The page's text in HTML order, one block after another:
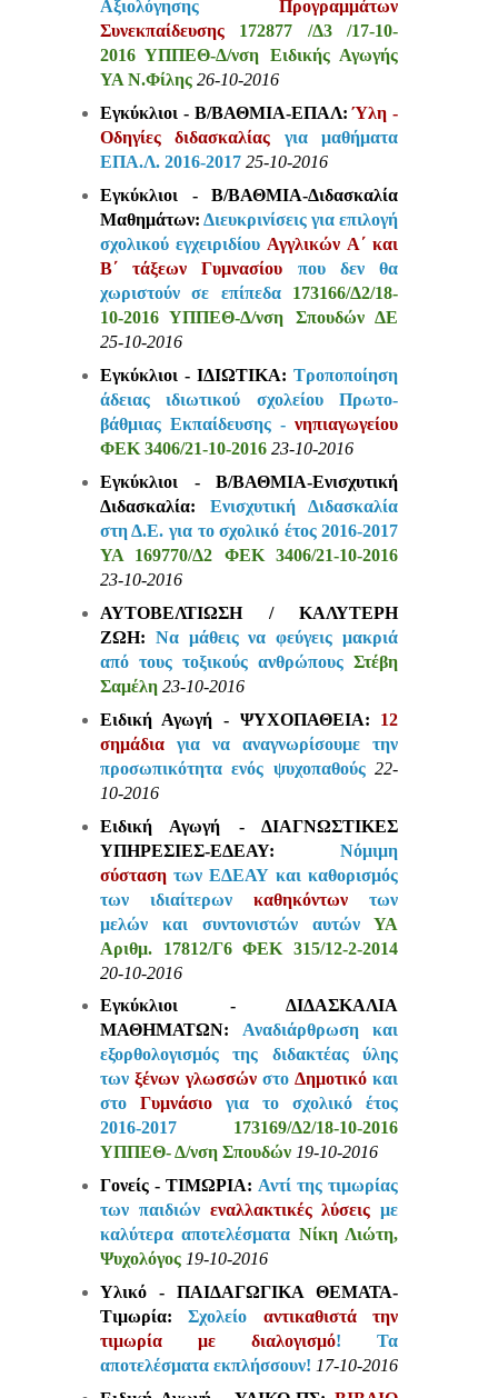
ΑξιολόγησηςΠρογραμμάτων
Συνεκπαίδευσης
172877 /Δ3 /17-10-
2016 ΥΠΠΕΘ-Δ/νση Ειδικής Αγωγής
ΥΑ Ν.Φίλης 26-10-2016
Εγκύκλιοι - Β/ΒΑΘΜΙΑ-ΕΠΑΛ: Ύλη -
Οδηγίες διδασκαλίας για μαθήματα
ΕΠΑ.Λ. 2016-2017 25-10-2016
Εγκύκλιοι - Β/ΒΑΘΜΙΑ-Διδασκαλία
Μαθημάτων: Διευκρινίσεις για επιλογή
σχολικού εγχειριδίου Αγγλικών Α΄ και
Β΄ τάξεων Γυμνασίου που δεν θα
χωριστούν σε επίπεδα 173166/Δ2/18-
10-2016 ΥΠΠΕΘ-Δ/νση Σπουδών ΔΕ
25-10-2016
Εγκύκλιοι - ΙΔΙΩΤΙΚΑ: Τροποποίηση
άδειας ιδιωτικού σχολείου Πρωτο-
βάθμιας Εκπαίδευσης -νηπιαγωγείου
ΦΕΚ 3406/21-10-2016 23-10-2016
Εγκύκλιοι - Β/ΒΑΘΜΙΑ-Ενισχυτική
Διδασκαλία: Ενισχυτική Διδασκαλία
στη Δ.Ε. για το σχολικό έτος 2016-2017
ΥΑ 169770/Δ2 ΦΕΚ 3406/21-10-2016
23-10-2016
ΑΥΤΟΒΕΛΤΙΩΣΗ / ΚΑΛΥΤΕΡΗ
ΖΩΗ: Να μάθεις να φεύγεις μακριά
από τους τοξικούς ανθρώπουςΣτέβη
Σαμέλη 23-10-2016
Ειδική Αγωγή - ΨΥΧΟΠΑΘΕΙΑ:
12
σημάδιαγια να αναγνωρίσουμε την
προσωπικότητα ενός ψυχοπαθούς22-
10-2016
Ειδική Αγωγή - ΔΙΑΓΝΩΣΤΙΚΕΣ
ΥΠΗΡΕΣΙΕΣ-ΕΔΕΑΥ: Νόμιμη
σύστασητων ΕΔΕΑΥ και καθορισμός
των ιδιαίτερωνκαθηκόντων των
μελών και συντονιστών αυτώνΥΑ
Αριθμ. 17812/Γ6 ΦΕΚ 315/12-2-2014
20-10-2016
Εγκύκλιοι - ΔΙΔΑΣΚΑΛΙΑ
ΜΑΘΗΜΑΤΩΝ: Αναδιάρθρωση και
εξορθολογισμός της διδακτέας ύλης
τωνξένων γλωσσώνστο Δημοτικόκαι
στο Γυμνάσιογια το σχολικό έτος
2016-2017 173169/Δ2/18-10-2016
ΥΠΠΕΘ- Δ/νση Σπουδών 19-10-2016
Γονείς - ΤΙΜΩΡΙΑ: Αντί της τιμωρίας
των παιδιών εναλλακτικές λύσεις με
καλύτερα αποτελέσματα Νίκη Λιώτη,
Ψυχολόγος 19-10-2016
Υλικό - ΠΑΙΔΑΓΩΓΙΚΑ ΘΕΜΑΤΑ-
Τιμωρία: Σχολείο αντικαθιστά την
τιμωρία με διαλογισμό! Τα
αποτελέσματα εκπλήσσουν! 17-10-2016